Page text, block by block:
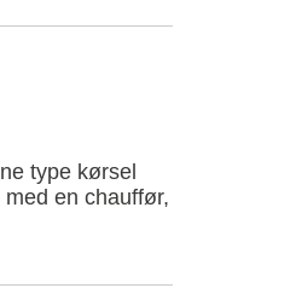
type kørsel
en chauffør,